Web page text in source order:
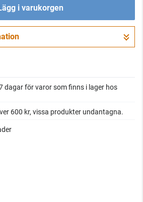
i varukorgen
Gå till kassan
dagar för varor som finns i lager hos
600 kr, vissa produkter undantagna.